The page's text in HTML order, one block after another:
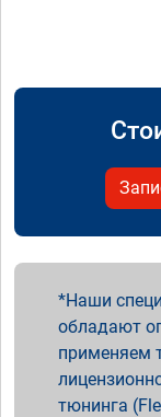
Наши
обладают
применяем
тюнинга